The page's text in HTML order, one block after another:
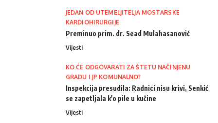
JEDAN OD UTEMELJITELJA MOSTARSKE
KARDIOHIRURGIJE
Preminuo prim. dr. Sead Mulahasanović
Vijesti
KO ĆE ODGOVARATI ZA ŠTETU NAČINJENU
GRADU I JP KOMUNALNO?
Inspekcija presudila: Radnici nisu krivi, Senkić
se zapetljala k'o pile u kučine
Vijesti